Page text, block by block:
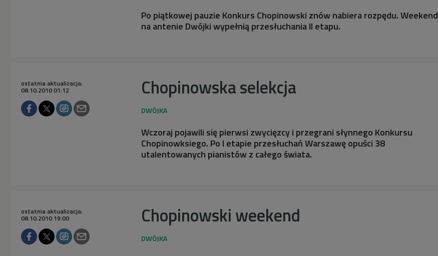
Po piątkowej pauzie Konkurs Chopinowski znów nabiera rozpędu. Weekend
na antenie Dwójki wypełnią przesłuchania II etapu.
Chopinowska selekcja
ostatnia aktualizacja:
08.10.2010 01:12
Wczoraj pojawili się pierwsi zwycięzcy i przegrani słynnego Konkursu
Chopinowksiego. Po I etapie przesłuchań Warszawę opuści 38
utalentowanych pianistów z całego świata.
Chopinowski weekend
ostatnia aktualizacja:
08.10.2010 19:00